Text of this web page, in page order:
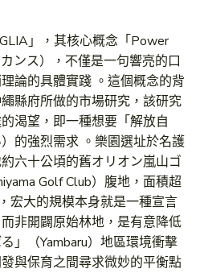
」，其核心概念「Power
ンス），不僅是一句響亮的口
論的具體實踐 。這個概念的背
縣府所做的市場研究，該研究
渴望，即一種想要「解放自
的強烈需求 。樂園選址於名護
六十公頃的舊オリオン嵐山ゴ
Golf Club）腹地，面積超
宏大的規模本身就是一種宣言
非開闢原始林地，是有意降低
」（Yambaru）地區環境衝擊
與保育之間尋求微妙的平衡點